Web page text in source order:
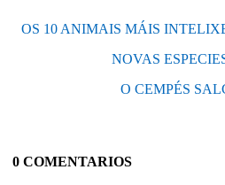
OS 10 ANIMAIS MÁIS
NOVAS
O CEMPÉS
0 COMENTARIOS